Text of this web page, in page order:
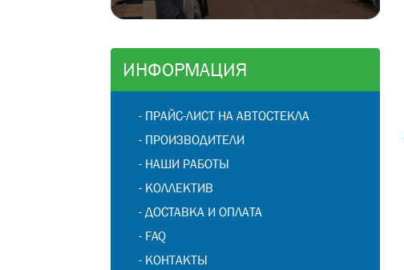
ИНФОРМАЦИЯ
- ПРАЙС-ЛИСТ НА АВТОСТЕКЛА
- ПРОИЗВОДИТЕЛИ
- НАШИ РАБОТЫ
- КОЛЛЕКТИВ
-ДОСТАВКА И ОПЛАТА
- FAQ
- КОНТАКТЫ